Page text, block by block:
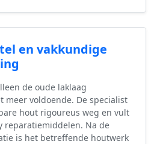
en vakkundige
de oude laklaag
meer voldoende. De specialist
hout rigoureus weg en vult
reparatiemiddelen. Na de
is het betreffende houtwerk